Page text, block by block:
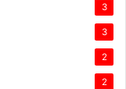
3
3
2
2